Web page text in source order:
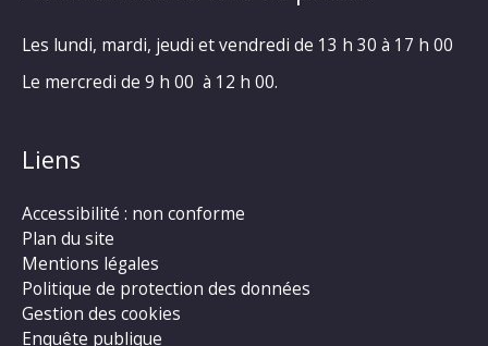
Les lundi, mardi, jeudi et vendredi de 13 h 30 à 17 h 00
Le mercredi de 9 h 00 à 12 h 00.
Liens
Accessibilité : non conforme
Plan du site
Mentions légales
Politique de protection des données
Gestion des cookies
Enquête publique